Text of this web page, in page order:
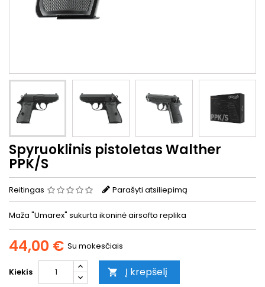
Spyruoklinis pistoletas Walther
PPK/S
Reitingas Parašyti atsiliepimą
Maža "Umarex" sukurta ikoninė airsofto replika
44,00 € Su mokesčiais
Kiekis  Į krepšelį